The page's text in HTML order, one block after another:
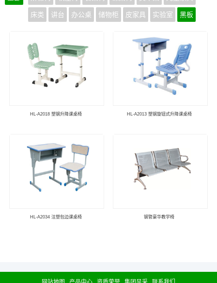
床类 讲台 办公桌 储物柜 皮家具 实验室 黑板
HL-A2018 塑钢升降课桌椅 HL-A2013 塑钢旋钮式升降课桌椅
HL-A2034 注塑包边课桌椅 钢管豪华教学椅